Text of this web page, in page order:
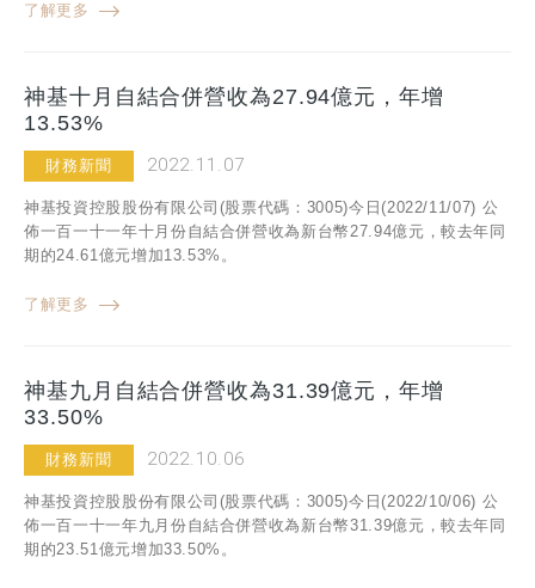
了解更多
神基十月自結合併營收為27.94億元，年增
13.53%
財務新聞 2022.11.07
神基投資控股股份有限公司(股票代碼：3005)今日(2022/11/07) 公
佈一百一十一年十月份自結合併營收為新台幣27.94億元，較去年同
期的24.61億元增加13.53%。
了解更多
神基九月自結合併營收為31.39億元，年增
33.50%
財務新聞 2022.10.06
神基投資控股股份有限公司(股票代碼：3005)今日(2022/10/06) 公
佈一百一十一年九月份自結合併營收為新台幣31.39億元，較去年同
期的23.51億元增加33.50%。